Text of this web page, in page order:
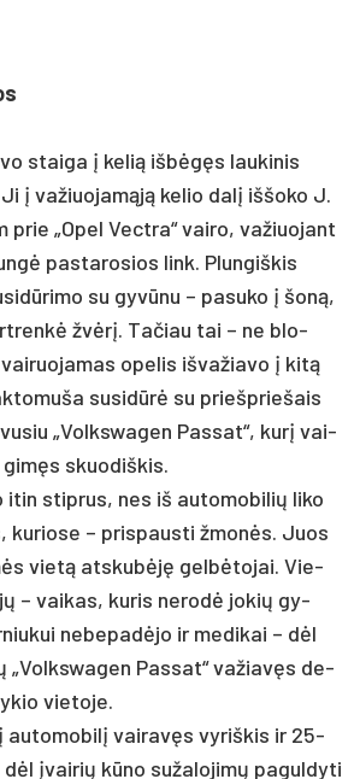
stai­ga į ke­lią išbėgęs lau­ki­nis
į va­žiuo­jamąją ke­lio dalį iš­šo­ko J.
prie „Opel Vect­ra“ vai­ro, va­žiuo­jant
pa­sta­ro­sios link. Plun­giš­kis
su gyvū­nu – pa­su­ko į šoną,
žvėrį. Ta­čiau tai – ne blo­
ope­lis iš­va­žia­vo į kitą
su­si­dūrė su prie­šprie­šais
„Volks­wa­gen Pas­sat“, kurį vai­
skuo­diš­kis.
itin stip­rus, nes iš au­to­mo­bi­lių li­ko
ku­rio­se – pri­spaus­ti žmonės. Juos
vietą at­skubėję gelbė­to­jai. Vie­
– vai­kas, ku­ris ne­rodė jo­kių gy­
ne­be­padė­jo ir me­di­kai – dėl
„Volks­wa­gen Pas­sat“ va­žiavęs de­
vie­to­je.
au­to­mo­bilį vai­ravęs vy­riš­kis ir 25-
dėl įvai­rių kūno su­ža­lo­jimų pa­gul­dy­ti